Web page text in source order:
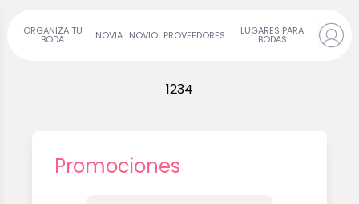
ORGANIZA TU
BODA NOVIA NOVIO PROVEEDORES LUGARES PARA
BODAS
1234
Promociones